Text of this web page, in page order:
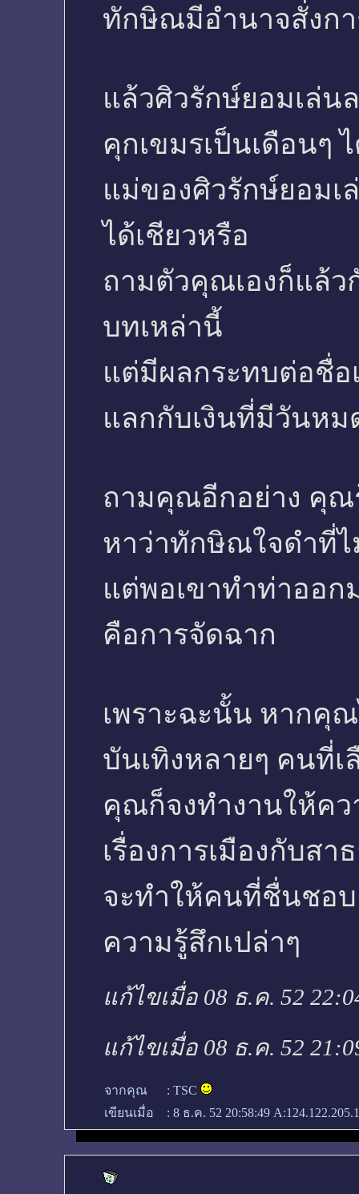
ทักษิณมีอำนาจสั่งกา
แล้วศิวรักษ์ยอมเล่น
คุกเขมรเป็นเดือนๆ
แม่ของศิวรักษ์ยอมเ
ได้เชียวหรือ
ถามตัวคุณเองก็แล้
บทเหล่านี้
แต่มีผลกระทบต่อชื่อ
แลกกับเงินที่มีวันหม
ถามคุณอีกอย่าง คุ
หาว่าทักษิณใจดำที่
แต่พอเขาทำท่าออ
คือการจัดฉาก
เพราะฉะนั้น หากคุ
บันเทิงหลายๆ คนที่เ
คุณก็จงทำงานให้ค
เรื่องการเมืองกับสา
จะทำให้คนที่ชื่นชอ
ความรู้สึกเปล่าๆ
แก้ไขเมื่อ 08 ธ.ค. 52
แก้ไขเมื่อ 08 ธ.ค. 52
จากคุณ : TSC
เขียนเมื่อ
: 8 ธ.ค. 52 20:58:49